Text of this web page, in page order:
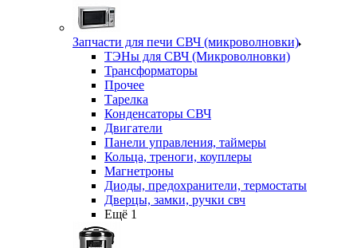
Запчасти для печи СВЧ (микроволновки)
ТЭНы для СВЧ (Микроволновки)
Трансформаторы
Прочее
Тарелка
Конденсаторы СВЧ
Двигатели
Панели управления, таймеры
Кольца, треноги, коуплеры
Магнетроны
Диоды, предохранители, термостаты
Дверцы, замки, ручки свч
Ещё 1